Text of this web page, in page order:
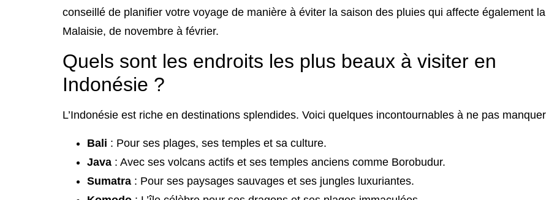
conseillé de planifier votre voyage de manière à éviter la saison des pluies qui affecte également la
Malaisie, de novembre à février.
Quels sont les endroits les plus beaux à visiter en
Indonésie ?
L’Indonésie est riche en destinations splendides. Voici quelques incontournables à ne pas manquer
Bali : Pour ses plages, ses temples et sa culture.
Java : Avec ses volcans actifs et ses temples anciens comme Borobudur.
Sumatra : Pour ses paysages sauvages et ses jungles luxuriantes.